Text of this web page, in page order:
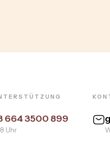
664 3500 899
Uhr